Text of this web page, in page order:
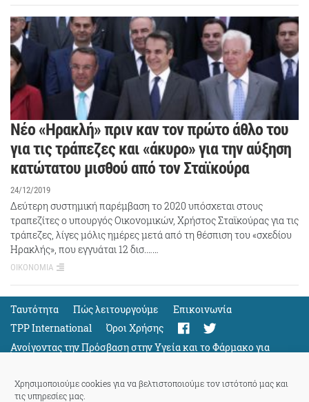
Χρησιμοποιούμε cookies για να βελτιστοποιούμε τον ιστότοπό μας και
τις υπηρεσίες μας.
Νέο «Ηρακλή» πριν καν τον πρώτο άθλο του
για τις τράπεζες και «άκυρο» για την αύξηση
κατώτατου μισθού από τον Σταϊκούρα
24/12/2019
Δεύτερη συστημική παρέμβαση το 2020 υπόσχεται στους
τραπεζίτες ο υπουργός Οικονομικών, Χρήστος Σταϊκούρας για τις
τράπεζες, λίγες μόλις ημέρες μετά από τη θέσπιση του «σχεδίου
Ηρακλής», που εγγυάται 12 δισ.……
ΟΙΚΟΝΟΜΙΑ
Ταυτότητα Πώς λειτουργούμε
Eπικοινωνία
TPP International
Όροι Χρήσης
Ανοίγοντας την Πρόσβαση στην Υγεία και το Φάρμακο για
Όλους
Support